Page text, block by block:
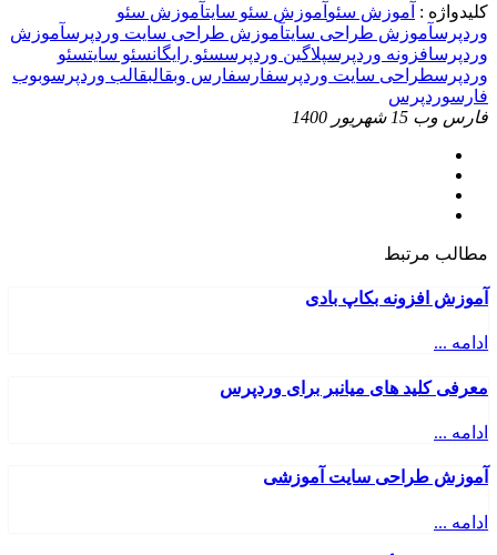
کلیدواژه : آموزش سئو آموزش سئو سایتآموزش سئو
وردپرسآموزش طراحی سایتآموزش طراحی سایت وردپرسآموزش
وردپرسافزونه وردپرسپلاگین وردپرسسئو رایگانسئو سایتسئو
وردپرسطراحی سایت وردپرسفارسفارس وبقالبقالب وردپرسوبوب
فارسوردپرس
فارس وب 15 شهریور 1400
مطالب مرتبط
آموزش افزونه بکاپ بادی
ادامه ...
معرفی کلید های میانبر برای وردپرس
ادامه ...
آموزش طراحی سایت آموزشی
ادامه ...